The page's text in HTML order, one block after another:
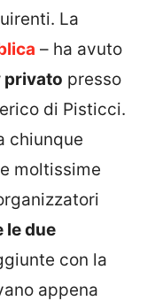
La
– ha avuto
privato presso
di Pisticci.
chiunque
moltissime
le due
con la
appena